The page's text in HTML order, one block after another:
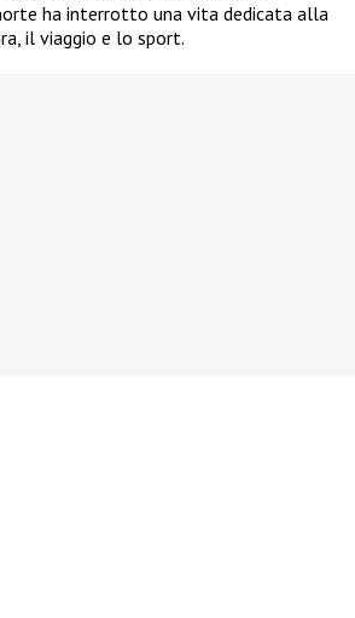
ha interrotto una vita dedicata alla
il viaggio e lo sport.